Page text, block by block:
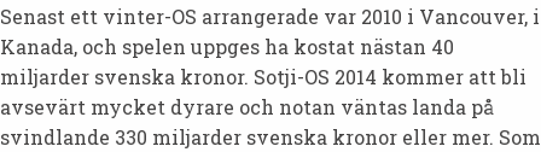
Senast ett vinter-OS arrangerade var 2010 i Vancouver, i
Kanada, och spelen uppges ha kostat nästan 40
miljarder svenska kronor. Sotji-OS 2014 kommer att bli
avsevärt mycket dyrare och notan väntas landa på
svindlande 330 miljarder svenska kronor eller mer. Som